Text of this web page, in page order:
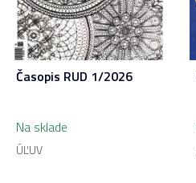
Časopis RUD 1/2026
Na sklade
ÚĽUV